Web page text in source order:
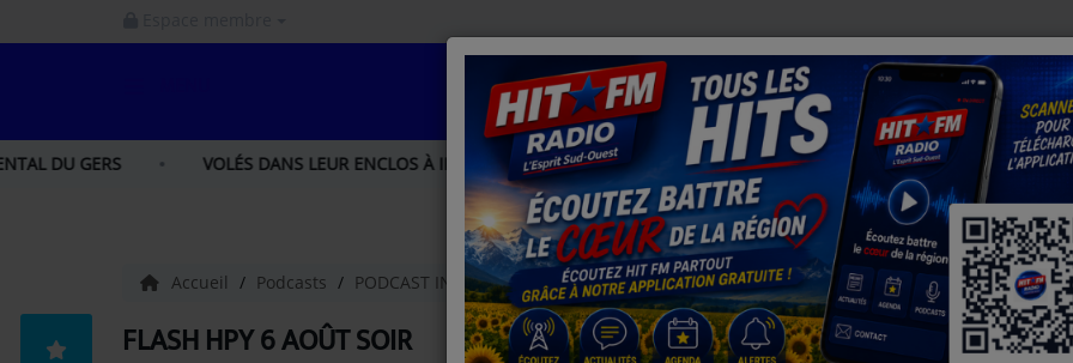
VOLÉS DANS LEUR ENCLOS À IBOS, LOU ET LIA, DEUX PERROQUETS ENFIN RÉUNIS APRÈS DES SEMAINES DE RECHERCHE
ACCUEIL
INFOS NORD GASCOGNE
Accueil Podcasts PODCAST INFO HAUTES-PYRENNES Flash HPY 6 août soir
FLASH HPY 6 AOÛT SOIR